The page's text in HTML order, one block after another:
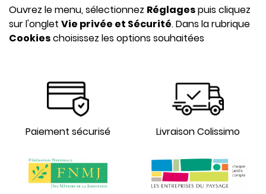
Ouvrez le menu, sélectionnez Réglagespuis cliquez
sur l'onglet Vie privée et Sécurité. Dans la rubrique
Cookieschoisissez les options souhaitées
Paiement sécurisé Livraison Colissimo